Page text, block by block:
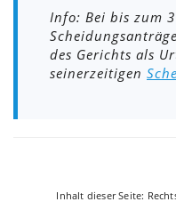
Info: Bei bis zum
des Gerichts als
seinerzeitigen
Inhalt dieser Seite: